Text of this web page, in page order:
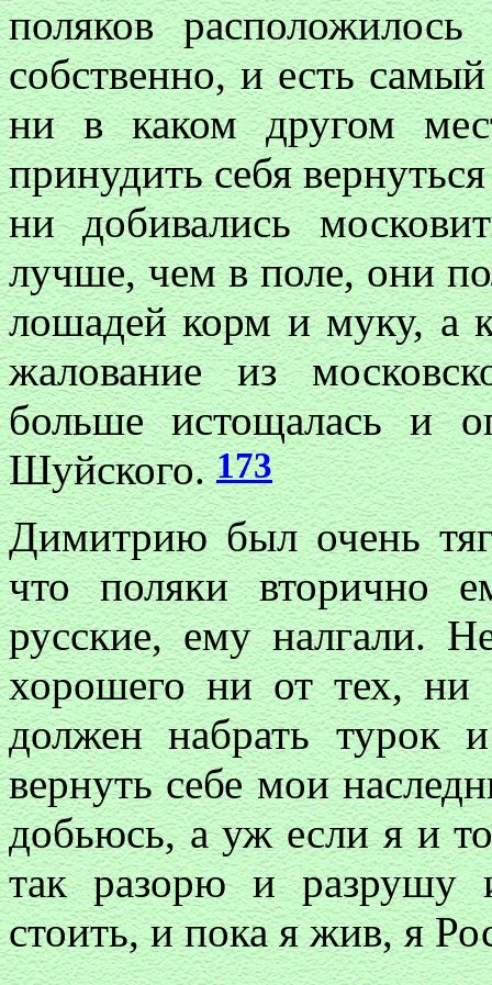
поляков
собственно, и есть
ни в каком другом
принудить себя
ни добивались
лучше, чем в поле, они
лошадей корм и муку, а
жалование из
больше истощалась и
Шуйского.173
Димитрию был очень
что поляки вторично
русские, ему налгали.
хорошего ни от тех, ни
должен набрать турок
вернуть себе мои
добьюсь, а уж если я и
так разорю и разрушу
стоить, и пока я жив, я